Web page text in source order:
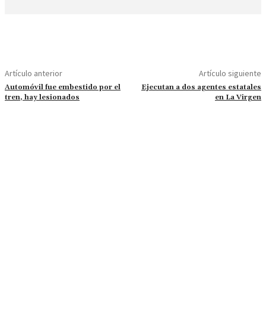
Artículo anterior
Automóvil fue embestido por el
tren, hay lesionados
Artículo siguiente
Ejecutan a dos agentes estatales
en La Virgen